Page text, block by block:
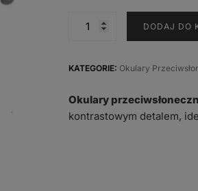
12,90
Hammer
1637-
07
DODAJ DO
KATEGORIE: Okulary
Okulary
kontrastowym detalem,